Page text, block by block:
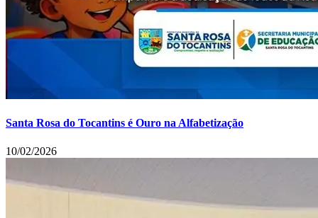
Santa Rosa do Tocantins é Ouro na Alfabetização
10/02/2026